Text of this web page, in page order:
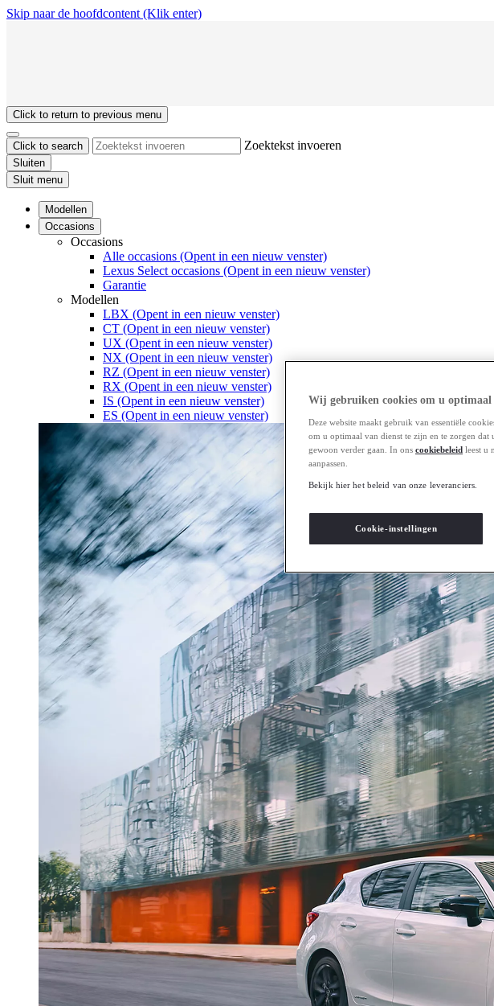
Skip naar de hoofdcontent (Klik enter)
Click to return to previous menu
Click to search Zoektekst invoeren
Sluiten
Sluit menu
Modellen
Occasions
Occasions
Alle occasions (Opent in een nieuw venster)
Lexus Select occasions (Opent in een nieuw venster)
Garantie
Modellen
LBX (Opent in een nieuw venster)
CT (Opent in een nieuw venster)
UX (Opent in een nieuw venster)
NX (Opent in een nieuw venster)
RZ (Opent in een nieuw venster)
RX (Opent in een nieuw venster)
IS (Opent in een nieuw venster)
ES (Opent in een nieuw venster)
Wij gebruiken cookies om u
Deze website maakt gebruik van essentiële
om u optimaal van dienst te zijn en te zorgen
gewoon verder gaan. In ons cookiebeleid leest u
aanpassen.
Bekijk hier het beleid van onze leveranciers.
Cookie-instellingen